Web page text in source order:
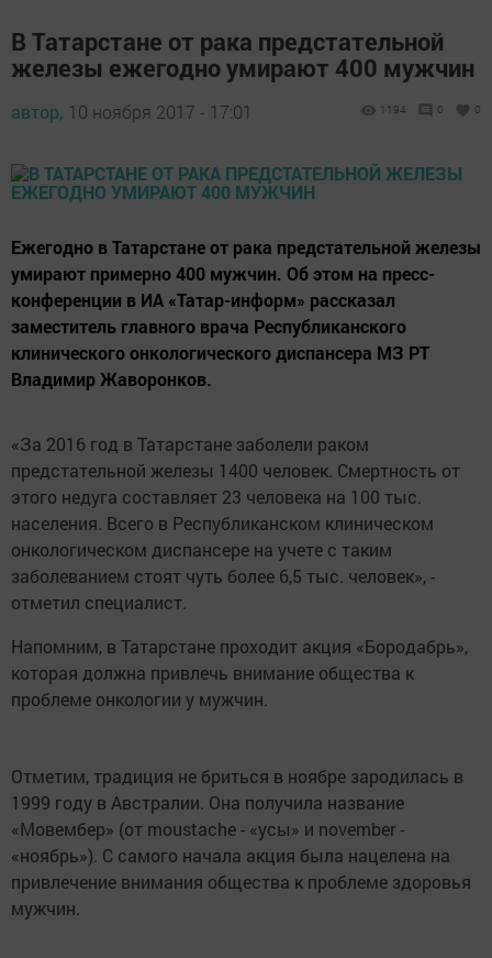
В Татарстане от рака предстательной
железы ежегодно умирают 400 мужчин
автор, 10 ноября 2017 - 17:01 1194 0 0
Ежегодно в Татарстане от рака предстательной железы
умирают примерно 400 мужчин. Об этом на пресс-
конференции в ИА «Татар-информ» рассказал
заместитель главного врача Республиканского
клинического онкологического диспансера МЗ РТ
Владимир Жаворонков.
«За 2016 год в Татарстане заболели раком
предстательной железы 1400 человек. Смертность от
этого недуга составляет 23 человека на 100 тыс.
населения. Всего в Республиканском клиническом
онкологическом диспансере на учете с таким
заболеванием стоят чуть более 6,5 тыс. человек», -
отметил специалист.
Напомним, в Татарстане проходит акция «Бородабрь»,
которая должна привлечь внимание общества к
проблеме онкологии у мужчин.
Отметим, традиция не бриться в ноябре зародилась в
1999 году в Австралии. Она получила название
«Мовембер» (от moustache - «усы» и november -
«ноябрь»). С самого начала акция была нацелена на
привлечение внимания общества к проблеме здоровья
мужчин.